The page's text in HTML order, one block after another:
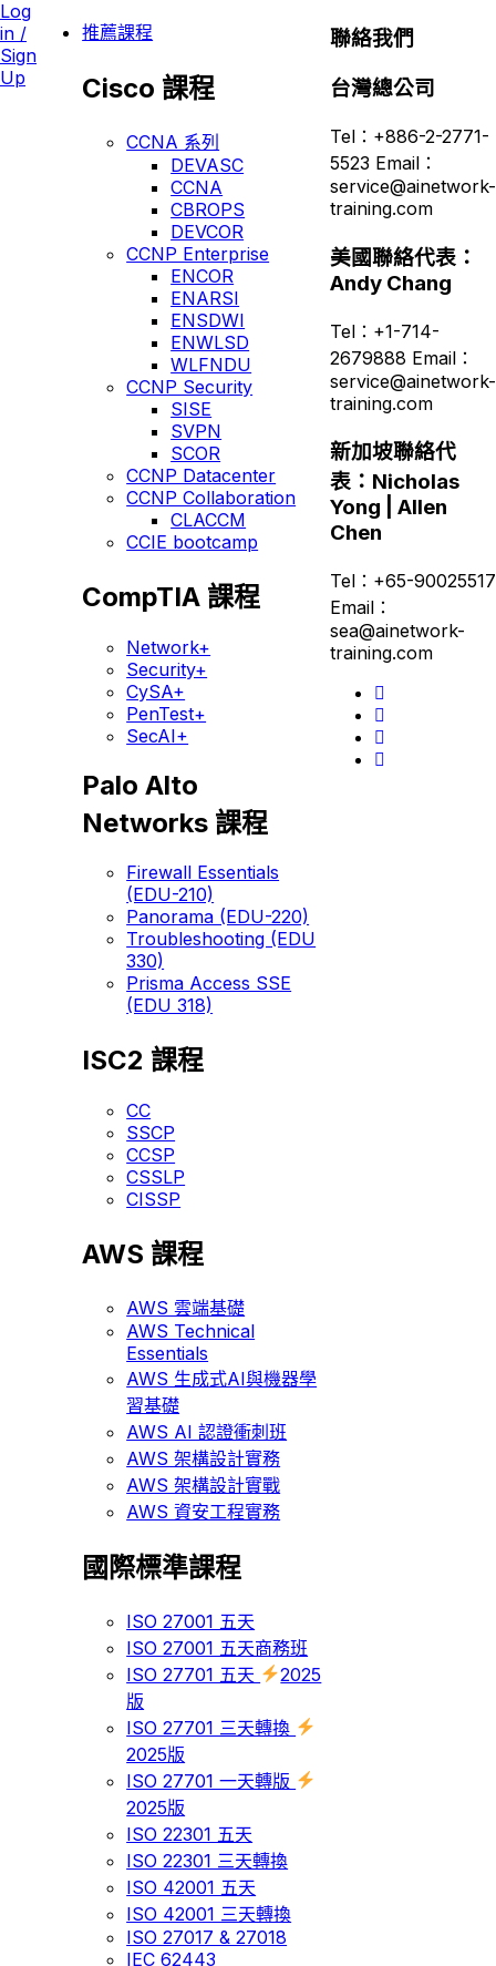
Log
in /
Sign
Up
推薦課程
Cisco 課程
CCNA 系列
DEVASC
CCNA
CBROPS
DEVCOR
CCNP Enterprise
ENCOR
ENARSI
ENSDWI
ENWLSD
WLFNDU
CCNP Security
SISE
SVPN
SCOR
CCNP Datacenter
CCNP Collaboration
CLACCM
CCIE bootcamp
CompTIA 課程
Network+
Security+
CySA+
PenTest+
SecAI+
Palo Alto
Networks 課程
Firewall Essentials
(EDU-210)
Panorama (EDU-220)
Troubleshooting (EDU
330)
Prisma Access SSE
(EDU 318)
ISC2 課程
CC
SSCP
CCSP
CSSLP
CISSP
AWS 課程
AWS 雲端基礎
AWS Technical
Essentials
AWS 生成式AI與機器學
習基礎
AWS AI 認證衝刺班
AWS 架構設計實務
AWS 架構設計實戰
AWS 資安工程實務
國際標準課程
ISO 27001 五天
ISO 27001 五天商務班
ISO 27701 五天
2025
版
ISO 27701 三天轉換
2025版
ISO 27701 一天轉版
2025版
ISO 22301 五天
ISO 22301 三天轉換
ISO 42001 五天
ISO 42001 三天轉換
ISO 27017 & 27018
IEC 62443
聯絡我們
台灣總公司
Tel：+886-2-2771-
5523 Email：
service@ainetwork-
training.com
美國聯絡代表：
Andy Chang
Tel：+1-714-
2679888 Email：
service@ainetwork-
training.com
新加坡聯絡代
表：Nicholas
Yong | Allen
Chen
Tel：+65-90025517
Email：
sea@ainetwork-
training.com